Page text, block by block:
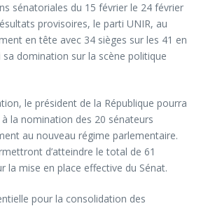
sénatoriales du 15 février le 24 février
provisoires, le parti UNIR, au
en tête avec 34 sièges sur les 41 en
domination sur la scène politique
le président de la République pourra
la nomination des 20 sénateurs
au nouveau régime parlementaire.
d’atteindre le total de 61
la mise en place effective du Sénat.
pour la consolidation des